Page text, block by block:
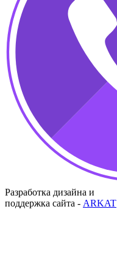
Разработка дизайна и
поддержка сайта - ARKAT